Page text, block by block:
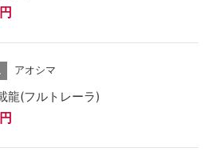
円
アオシマ
龍(フルトレーラ)
円